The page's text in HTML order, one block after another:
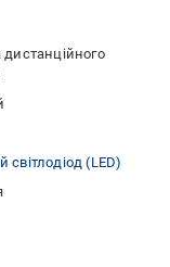
дистанційного
світлодіод (LED)